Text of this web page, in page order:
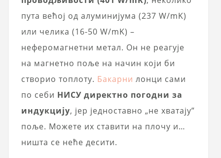
пута већој од алуминијума (237 W/mK)
или челика (16-50 W/mK) –
неферомагнетни метал. Он не реагује
на магнетно поље на начин који би
створио топлоту. Бакарни лонци сами
по себи НИСУ директно погодни за
индукцију, јер једноставно „не хватају”
поље. Можете их ставити на плочу и…
ништа се неће десити.